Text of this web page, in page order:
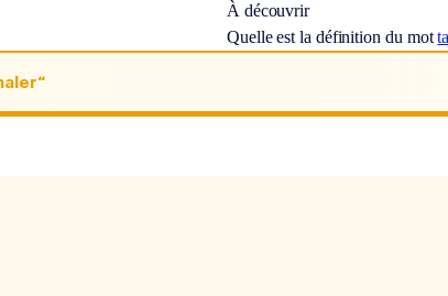
À découvrir
Quelle est la définition du mot